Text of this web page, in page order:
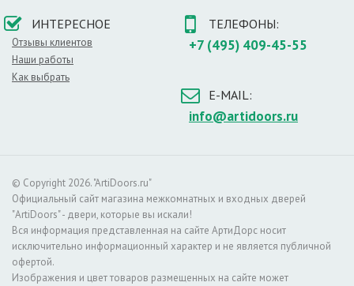
ИНТЕРЕСНОЕ
Отзывы клиентов
Наши работы
Как выбрать
ТЕЛЕФОНЫ:
+7 (495) 409-45-55
E-MAIL:
info@artidoors.ru
© Copyright 2026. "ArtiDoors.ru"
Официальный сайт магазина межкомнатных и входных дверей
"ArtiDoors" - двери, которые вы искали!
Вся информация представленная на сайте АртиДорс носит
исключительно информационный характер и не является публичной
офертой.
Изображения и цвет товаров размещенных на сайте может